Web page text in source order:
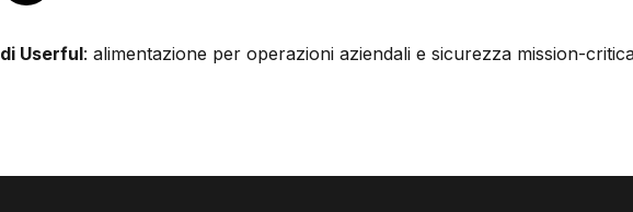
di Userful: alimentazione per operazioni aziendali e sicurezza mission-